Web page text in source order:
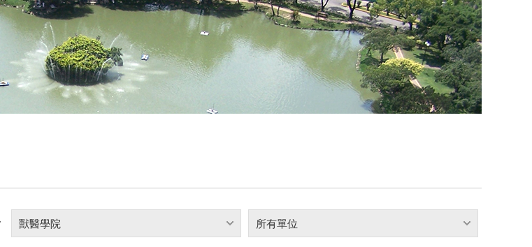
獸醫學院 所有單位